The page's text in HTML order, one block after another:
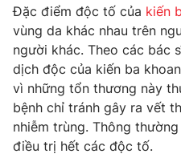
Thế giới đó đây
Câu chuyện quốc tế
Kinh tế
Tài chính
Thị trường
Góc doanh nghiệp
Dữ liệu và đời sống
Truyền hình
Phim VTV
Giải trí
Đặc điểm độc tố của kiến
vùng da khác nhau trên
người khác. Theo các bác
dịch độc của kiến ba
vì những tổn thương này
bệnh chỉ tránh gây ra vết
nhiễm trùng. Thông
điều trị hết các độc tố.